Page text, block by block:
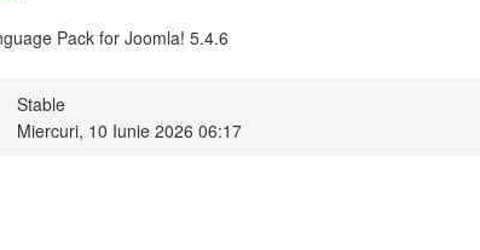
Pack for Joomla! 5.4.6
Stable
Miercuri, 10 Iunie 2026 06:17